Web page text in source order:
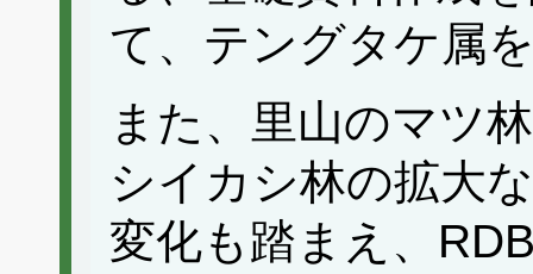
て、テングタケ属
また、里山のマツ
シイカシ林の拡大
変化も踏まえ、